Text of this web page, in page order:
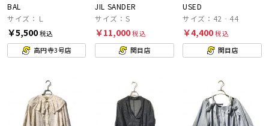
BAL
サイズ：Ｌ
￥5,500税込
高円寺3号店
JIL SANDER
サイズ：S
￥11,000税込
関目店
USED
サイズ：42‐44
￥4,400税込
関目店